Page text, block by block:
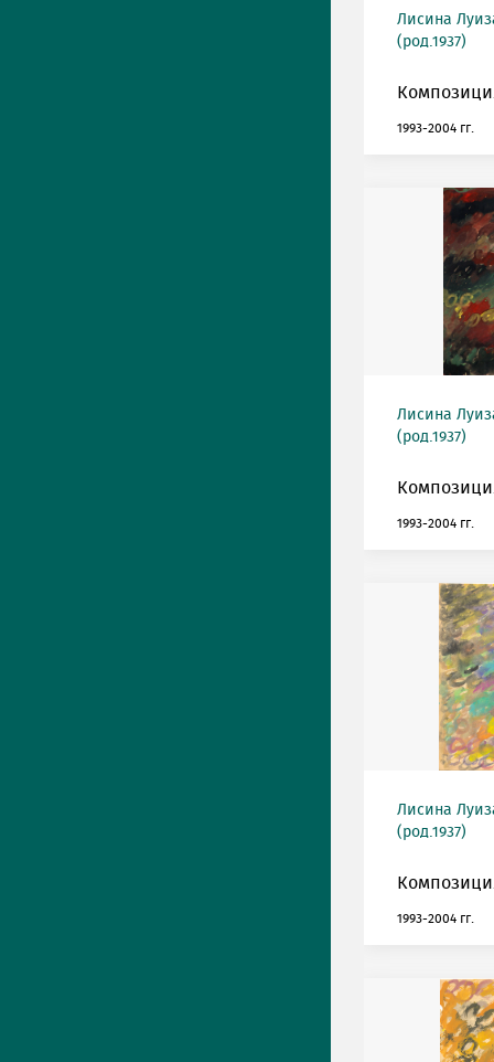
Лисина
(род.1937)
1993-2004 гг.
Лисина
(род.1937)
1993-2004 гг.
Лисина
(род.1937)
1993-2004 гг.